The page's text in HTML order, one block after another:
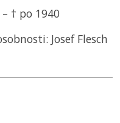
† po 1940
Josef Flesch